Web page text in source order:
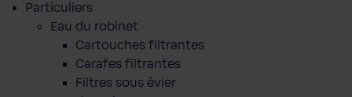
Particuliers
Eau du robinet
Cartouches filtrantes
Carafes filtrantes
Filtres sous évier